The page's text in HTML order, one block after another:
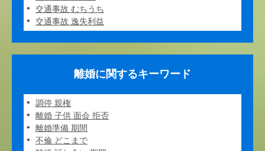
交通事故 むちうち
交通事故 逸失利益
離婚に関するキーワード
調停 親権
離婚 子供 面会 拒否
離婚準備 期間
不倫 どこまで